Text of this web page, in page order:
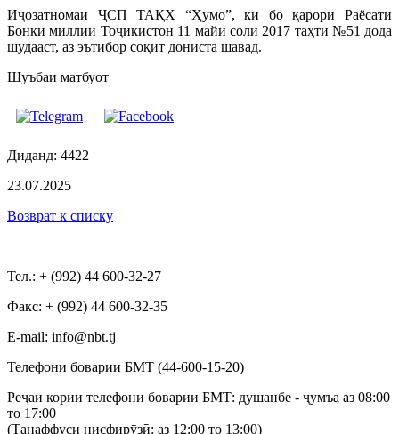
Иҷозатномаи ҶСП ТАҚХ “Ҳумо”, ки бо қарори Раёсати
Бонки миллии Тоҷикистон 11 майи соли 2017 таҳти №51 дода
шудааст, аз эътибор соқит дониста шавад.
Шуъбаи матбуот
Диданд: 4422
23.07.2025
Возврат к списку
Тел.: + (992) 44 600-32-27
Факс: + (992) 44 600-32-35
Е-mail: info@nbt.tj
Телефони боварии БМТ (44-600-15-20)
Реҷаи кории телефони боварии БМТ: душанбе - ҷумъа аз 08:00
то 17:00
(Танаффуси нисфирӯзӣ: аз 12:00 то 13:00)